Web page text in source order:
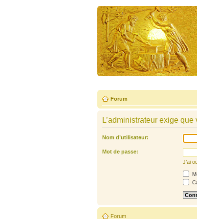
Forum
L’administrateur exige
Nom d’utilisateur:
Mot de passe:
J’ai
Forum